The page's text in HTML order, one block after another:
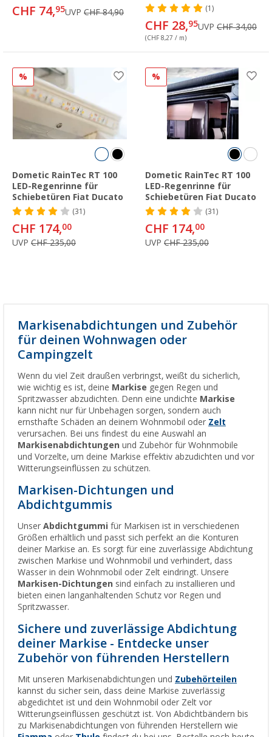
CHF 74,95UVP CHF 84,90 (1)
CHF 28,95UVP CHF 34,00
(CHF 8,27 / m)
%
Dometic RainTec RT 100
LED-Regenrinne für
Schiebetüren Fiat Ducato
(31)
CHF 174,00
UVP CHF 235,00
%
Dometic RainTec RT 100
LED-Regenrinne für
Schiebetüren Fiat Ducato
(31)
CHF 174,00
UVP CHF 235,00
Markisenabdichtungen und Zubehör
für deinen Wohnwagen oder
Campingzelt
Wenn du viel Zeit draußen verbringst, weißt du sicherlich,
wie wichtig es ist, deine Markise gegen Regen und
Spritzwasser abzudichten. Denn eine undichte Markise
kann nicht nur für Unbehagen sorgen, sondern auch
ernsthafte Schäden an deinem Wohnmobil oder Zelt
verursachen. Bei uns findest du eine Auswahl an
Markisenabdichtungen und Zubehör für Wohnmobile
und Vorzelte, um deine Markise effektiv abzudichten und vor
Witterungseinflüssen zu schützen.
Markisen-Dichtungen und
Abdichtgummis
Unser Abdichtgummi für Markisen ist in verschiedenen
Größen erhältlich und passt sich perfekt an die Konturen
deiner Markise an. Es sorgt für eine zuverlässige Abdichtung
zwischen Markise und Wohnmobil und verhindert, dass
Wasser in dein Wohnmobil oder Zelt eindringt. Unsere
Markisen-Dichtungen sind einfach zu installieren und
bieten einen langanhaltenden Schutz vor Regen und
Spritzwasser.
Sichere und zuverlässige Abdichtung
deiner Markise - Entdecke unser
Zubehör von führenden Herstellern
Mit unseren Markisenabdichtungen und Zubehörteilen
kannst du sicher sein, dass deine Markise zuverlässig
abgedichtet ist und dein Wohnmobil oder Zelt vor
Witterungseinflüssen geschützt ist. Von Abdichtbändern bis
zu Markisenabdichtungen von führenden Herstellern wie